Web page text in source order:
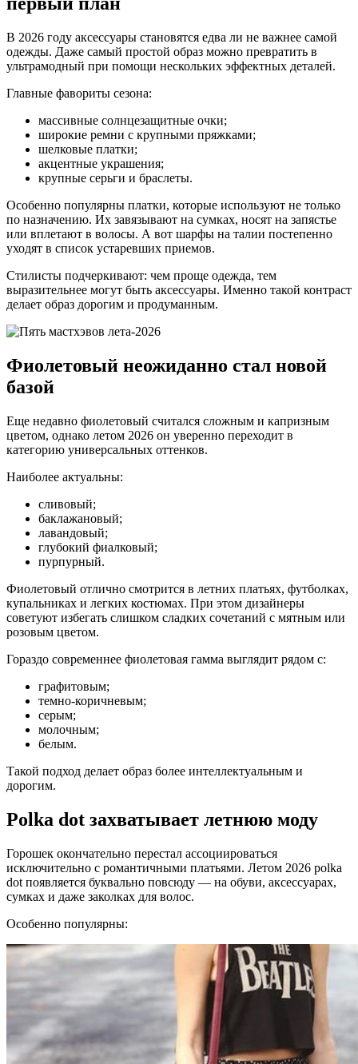
В 2026 году аксессуары становятся едва ли не важнее самой
одежды. Даже самый простой образ можно превратить в
ультрамодный при помощи нескольких эффектных деталей.
Главные фавориты сезона:
массивные солнцезащитные очки;
широкие ремни с крупными пряжками;
шелковые платки;
акцентные украшения;
крупные серьги и браслеты.
Особенно популярны платки, которые используют не только
по назначению. Их завязывают на сумках, носят на запястье
или вплетают в волосы. А вот шарфы на талии постепенно
уходят в список устаревших приемов.
Стилисты подчеркивают: чем проще одежда, тем
выразительнее могут быть аксессуары. Именно такой контраст
делает образ дорогим и продуманным.
Фиолетовый неожиданно стал новой
базой
Еще недавно фиолетовый считался сложным и капризным
цветом, однако летом 2026 он уверенно переходит в
категорию универсальных оттенков.
Наиболее актуальны:
сливовый;
баклажановый;
лавандовый;
глубокий фиалковый;
пурпурный.
Фиолетовый отлично смотрится в летних платьях, футболках,
купальниках и легких костюмах. При этом дизайнеры
советуют избегать слишком сладких сочетаний с мятным или
розовым цветом.
Гораздо современнее фиолетовая гамма выглядит рядом с:
графитовым;
темно-коричневым;
серым;
молочным;
белым.
Такой подход делает образ более интеллектуальным и
дорогим.
Polka dot захватывает летнюю моду
Горошек окончательно перестал ассоциироваться
исключительно с романтичными платьями. Летом 2026 polka
dot появляется буквально повсюду — на обуви, аксессуарах,
сумках и даже заколках для волос.
Особенно популярны: